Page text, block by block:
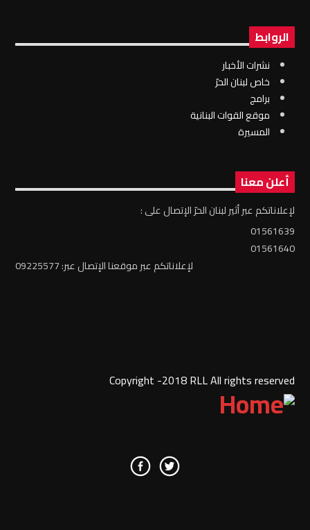
الروابط
نشرات الأخبار
خاص لبنان الحرّ
برامج
موقع القوات البنانية
المسيرة
أعلن معنا
لإعلاناتكم عبر أثير لبنان الحرّ الإتصال على :
01561639
01561640
لإعلاناتكم عبر موقعنا الإتصال عبر: 09225577
Copyright -2018 RLL All rights reserved